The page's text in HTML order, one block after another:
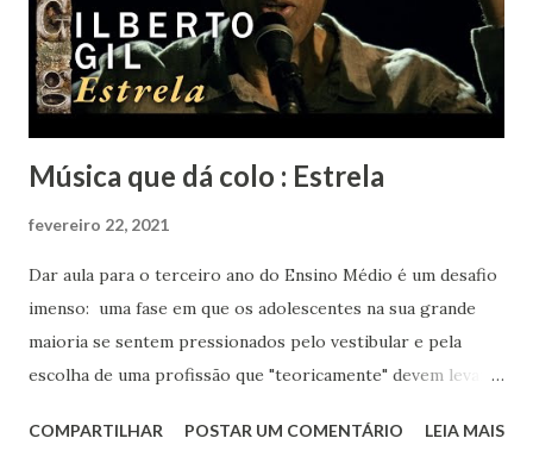
Música que dá colo : Estrela
fevereiro 22, 2021
Dar aula para o terceiro ano do Ensino Médio é um desafio
imenso: uma fase em que os adolescentes na sua grande
maioria se sentem pressionados pelo vestibular e pela
escolha de uma profissão que "teoricamente" devem levar
gostava muito de música, de livros, de escrever, de falar e
COMPARTILHAR POSTAR UM COMENTÁRIO LEIA MAIS